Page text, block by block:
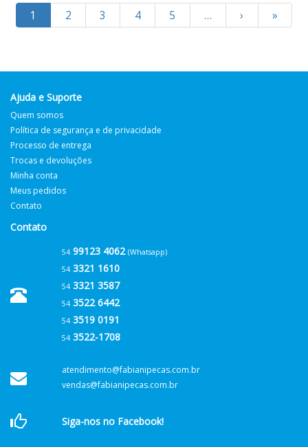
1 2 3 4 5 … › »
Ajuda e Suporte
Quem somos
Política de segurança e de privacidade
Processo de entrega
Trocas e devoluções
Minha conta
Meus pedidos
Contato
Contato
5499123 4062 (Whatsapp)
543321 1610
543321 3587
543522 6442
543519 0191
543522-1708
atendimento@fabianipecas.com.br
vendas@fabianipecas.com.br
Siga-nos no Facebook!